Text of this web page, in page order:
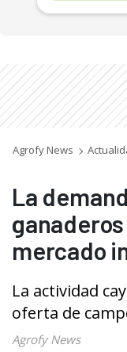
Agrofy News
La
mercado
La actividad
oferta de
Agrofy News